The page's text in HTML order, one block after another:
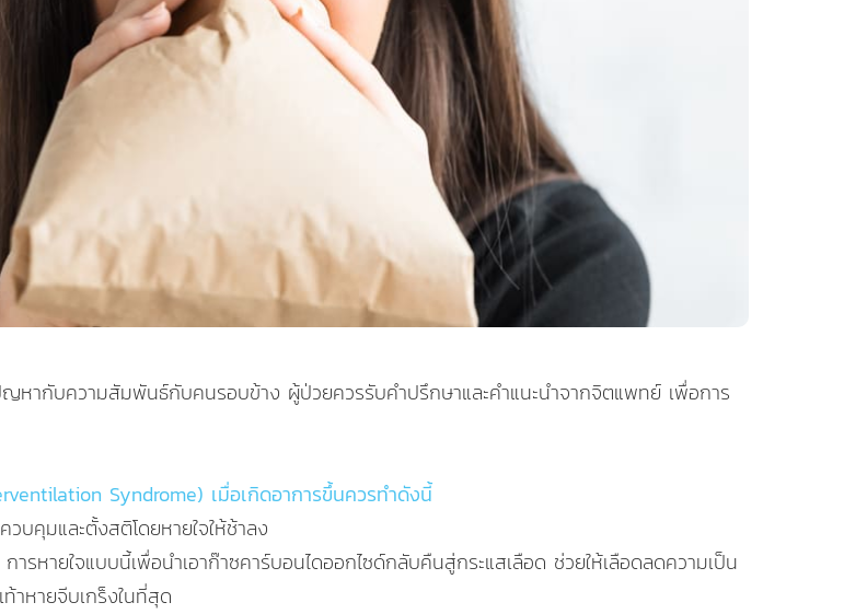
หากับความสัมพันธ์กับคนรอบข้าง ผู้ป่วยควรรับคำปรึกษาและคำแนะนำจากจิตแพทย์ เพื่อการ
Syndrome) เมื่อเกิดอาการขึ้นควรทำดังนี้
บคุมและตั้งสติโดยหายใจให้ช้าลง
การหายใจแบบนี้เพื่อนำเอาก๊าซคาร์บอนไดออกไซด์กลับคืนสู่กระแสเลือด ช่วยให้เลือดลดความเป็น
ท้าหายจีบเกร็งในที่สุด